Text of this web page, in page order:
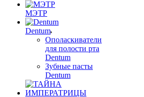
МЭТР
Dentum
Ополаскиватели
для полости рта
Dentum
Зубные пасты
Dentum